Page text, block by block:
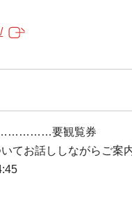
要観覧券
てお話ししながらご案